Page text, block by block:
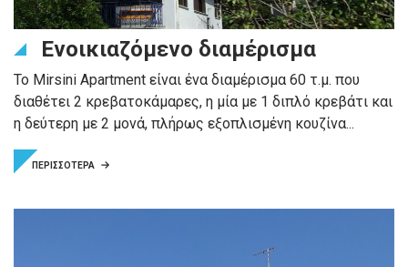
Ενοικιαζόμενο διαμέρισμα
Το Mirsini Apartment είναι ένα διαμέρισμα 60 τ.μ. που
διαθέτει 2 κρεβατοκάμαρες, η μία με 1 διπλό κρεβάτι και
η δεύτερη με 2 μονά, πλήρως εξοπλισμένη κουζίνα...
ΠΕΡΙΣΣΟΤΕΡΑ